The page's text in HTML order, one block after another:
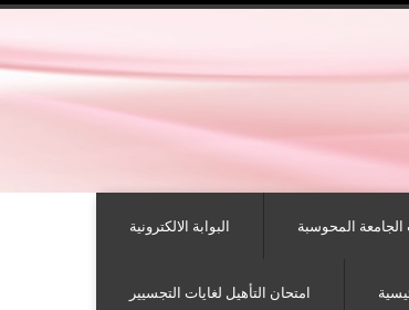
البوابة الالكترونية الجامعة المحوسبة
امتحان التأهيل لغايات التجسيير